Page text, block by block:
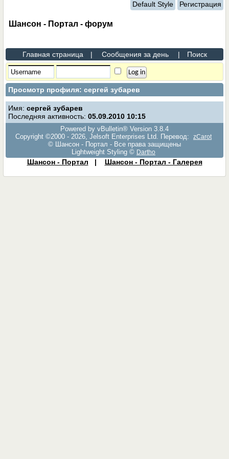
Default Style Регистрация
Шансон - Портал - форум
Главная страница | Сообщения за день | Поиск
Просмотр профиля: сергей зубарев
Имя:сергей зубарев
Последняя активность: 05.09.2010 10:15
Powered by vBulletin® Version 3.8.4
Copyright ©2000 - 2026, Jelsoft Enterprises Ltd. Перевод:
zCarot
© Шансон - Портал - Все права защищены
Lightweight Styling © Dartho
Шансон - Портал | Шансон - Портал - Галерея